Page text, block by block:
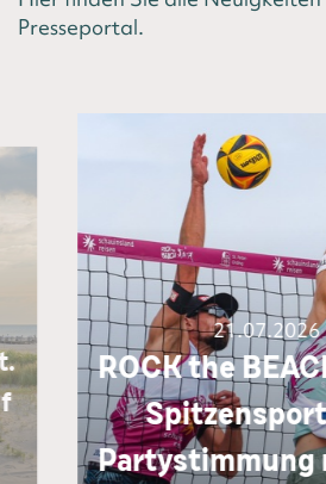
Presseportal.
21.07.2026
ROCK the
Partystimmung